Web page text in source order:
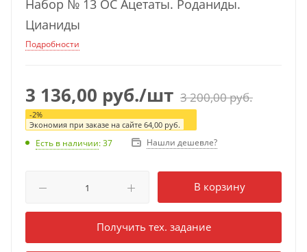
Набор № 13 ОС Ацетаты. Роданиды.
Цианиды
Подробности
3 136,00 руб./шт 3 200,00руб.
-2%
Экономия при заказе на сайте 64,00 руб.
Есть в наличии: 37 Нашли дешевле?
В корзину
Получить тех. задание